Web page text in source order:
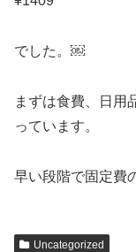
でした。￼
まずは食費、日用
っています。
早い段階で固定費
Uncategorized